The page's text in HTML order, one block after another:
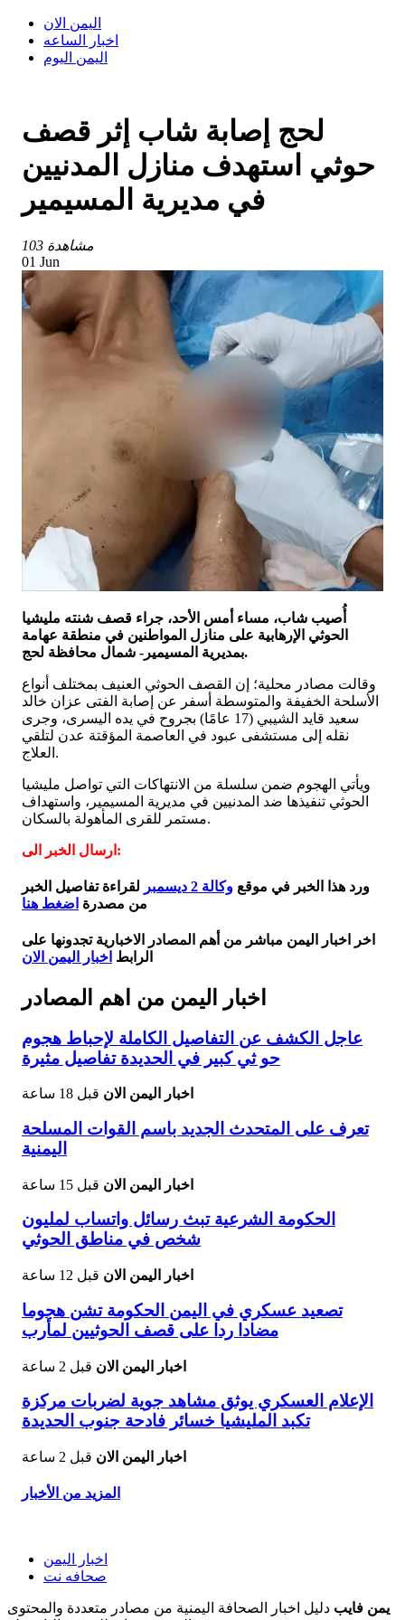
اليمن الان
اخبار الساعه
اليمن اليوم
لحج إصابة شاب إثر قصف
حوثي استهدف منازل المدنيين
في مديرية المسيمير
103 مشاهدة
01 Jun
أُصيب شاب، مساء أمس الأحد، جراء قصف شنته مليشيا
الحوثي الإرهابية على منازل المواطنين في منطقة عهامة
بمديرية المسيمير- شمال محافظة لحج.
وقالت مصادر محلية؛ إن القصف الحوثي العنيف بمختلف أنواع
الأسلحة الخفيفة والمتوسطة أسفر عن إصابة الفتى عزان خالد
سعيد قايد الشيبي (17 عامًا) بجروح في يده اليسرى، وجرى
نقله إلى مستشفى عبود في العاصمة المؤقتة عدن لتلقي
العلاج.
ويأتي الهجوم ضمن سلسلة من الانتهاكات التي تواصل مليشيا
الحوثي تنفيذها ضد المدنيين في مديرية المسيمير، واستهداف
مستمر للقرى المأهولة بالسكان.
ارسال الخبر الى:
ورد هذا الخبر في موقع وكالة 2 ديسمبر
لقراءة تفاصيل الخبر
من مصدرة اضغط هنا
اخر اخبار اليمن مباشر من أهم المصادر الاخبارية تجدونها على
الرابط اخبار اليمن الان
اخبار اليمن من اهم المصادر
عاجل الكشف عن التفاصيل الكاملة لإحباط هجوم
حو ثي كبير في الحديدة تفاصيل مثيرة
اخبار اليمن الان قبل 18 ساعة
تعرف على المتحدث الجديد باسم القوات المسلحة
اليمنية
اخبار اليمن الان قبل 15 ساعة
الحكومة الشرعية تبث رسائل واتساب لمليون
شخص في مناطق الحوثي
اخبار اليمن الان قبل 12 ساعة
تصعيد عسكري في اليمن الحكومة تشن هجوما
مضادا ردا على قصف الحوثيين لمأرب
اخبار اليمن الان قبل 2 ساعة
الإعلام العسكري يوثق مشاهد جوية لضربات مركزة
تكبد المليشيا خسائر فادحة جنوب الحديدة
اخبار اليمن الان قبل 2 ساعة
المزيد من الأخبار
اخبار اليمن
صحافه نت
يمن فايب دليل اخبار الصحافة اليمنية من مصادر متعددة والمحتوى